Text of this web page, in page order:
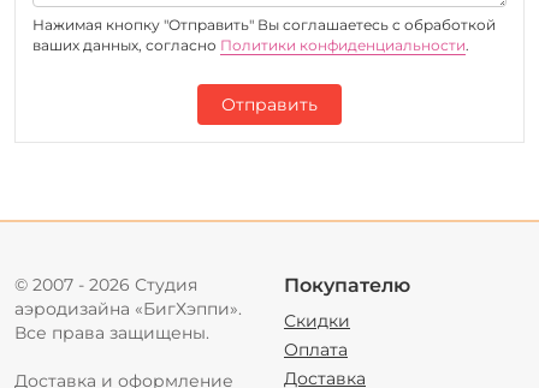
Нажимая кнопку "Отправить" Вы соглашаетесь c обработкой
ваших данных, согласно Политики конфиденциальности.
Отправить
© 2007 - 2026 Студия
аэродизайна «БигХэппи».
Все права защищены.
Доставка и оформление
Покупателю
Скидки
Оплата
Доставка